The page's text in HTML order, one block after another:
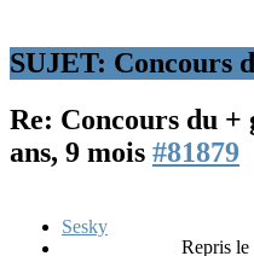
SUJET: Concours
Re: Concours du +
ans, 9 mois #81879
Sesky
Repris le